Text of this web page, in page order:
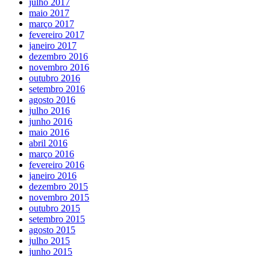
maio 2017
março 2017
fevereiro 2017
janeiro 2017
dezembro 2016
novembro 2016
outubro 2016
setembro 2016
agosto 2016
julho 2016
junho 2016
maio 2016
abril 2016
março 2016
fevereiro 2016
janeiro 2016
dezembro 2015
novembro 2015
outubro 2015
setembro 2015
agosto 2015
julho 2015
junho 2015